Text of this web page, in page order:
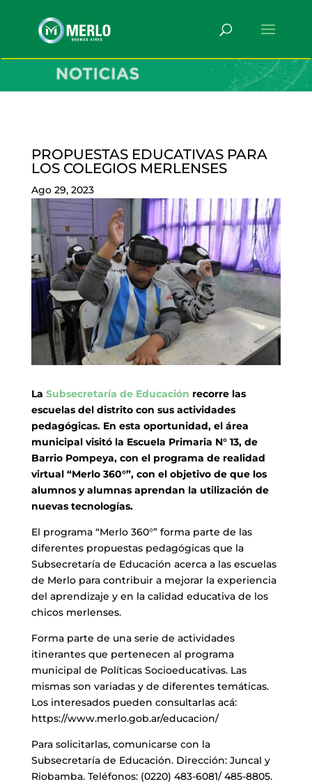
PROPUESTAS EDUCATIVAS PARA
LOS COLEGIOS MERLENSES
Ago 29, 2023
La Subsecretaría de Educación recorre las
escuelas del distrito con sus actividades
pedagógicas. En esta oportunidad, el área
municipal visitó la Escuela Primaria N° 13, de
Barrio Pompeya, con el programa de realidad
virtual “Merlo 360°”, con el objetivo de que los
alumnos y alumnas aprendan la utilización de
nuevas tecnologías.
El programa “Merlo 360°” forma parte de las
diferentes propuestas pedagógicas que la
Subsecretaría de Educación acerca a las escuelas
de Merlo para contribuir a mejorar la experiencia
del aprendizaje y en la calidad educativa de los
chicos merlenses.
Forma parte de una serie de actividades
itinerantes que pertenecen al programa
municipal de Políticas Socioeducativas. Las
mismas son variadas y de diferentes temáticas.
Los interesados pueden consultarlas acá:
https://www.merlo.gob.ar/educacion/
Para solicitarlas, comunicarse con la
Subsecretaría de Educación. Dirección: Juncal y
Riobamba. Teléfonos: (0220) 483-6081/ 485-8805.